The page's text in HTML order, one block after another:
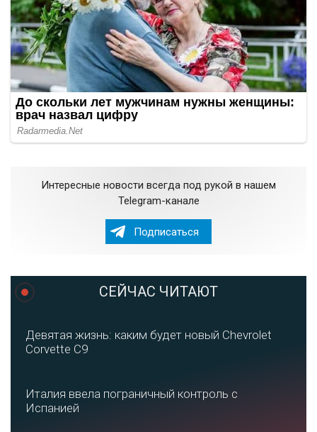
Интересные новости всегда под рукой в нашем
Telegram-канале
Подписаться
СЕЙЧАС ЧИТАЮТ
Девятая жизнь: каким будет новый Chevrolet
Corvette C9
Италия ввела пограничный контроль с
Испанией